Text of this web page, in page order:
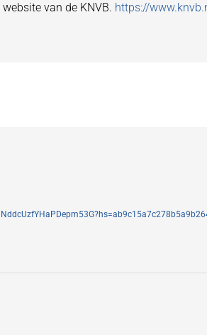
van de KNVB. https://